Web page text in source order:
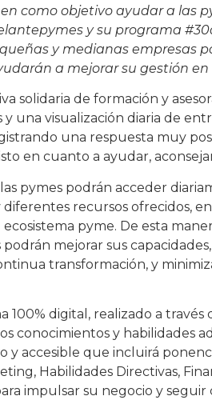
como objetivo ayudar a las
y su programa
y medianas empresas
a mejorar su gestión en
solidaria de formación y
una visualización diaria de
una respuesta muy
en cuanto a ayudar,
pymes podrán acceder
recursos ofrecidos,
pyme. De esta
mejorar sus
transformación, y
100% digital, realizado a
conocimientos y habilidades
accesible que incluirá
Habilidades Directivas,
impulsar su negocio y seguir